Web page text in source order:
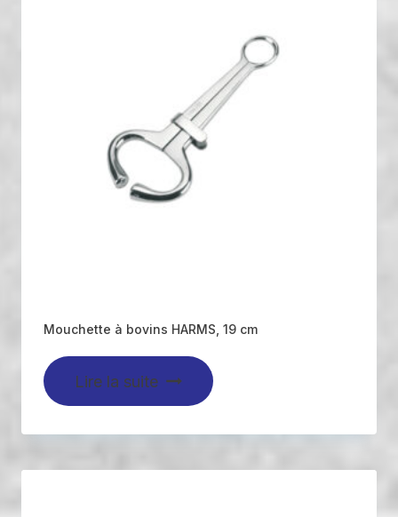
Mouchette à bovins HARMS, 19 cm
Lire la suite